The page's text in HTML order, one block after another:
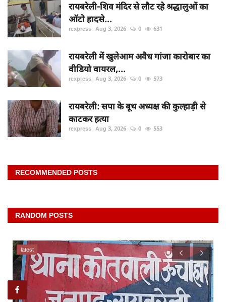
रायबरेली-शिव मंदिर से लौट रहे श्रद्धालुओं का
ऑटो हादसे...
rexpress Aug 3, 2026 0 631
रायबरेली में खुलेआम अवैध गांजा कारोबार का
वीडियो वायरल,...
rexpress Aug 3, 2026 0 573
रायबरेली: सपा के बूथ अध्यक्ष की कुल्हाड़ी से
काटकर हत्या
rexpress Aug 3, 2026 0 553
RECOMMENDED POSTS
RANDOM POSTS
latest